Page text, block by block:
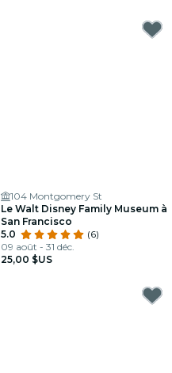
104 Montgomery St
Le Walt Disney Family Museum à
San Francisco
5.0
(6)
09 août - 31 déc.
25,00 $US